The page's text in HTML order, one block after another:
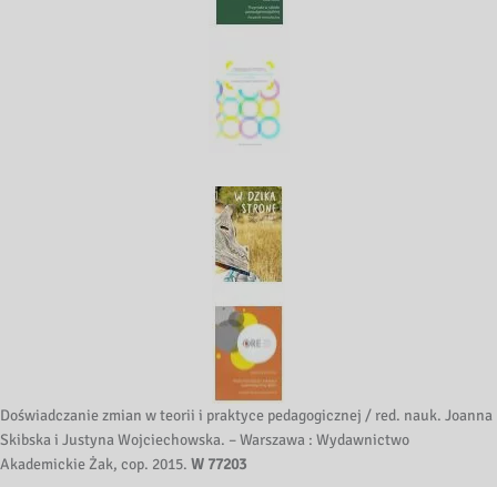
Doświadczanie zmian w teorii i praktyce pedagogicznej / red. nauk. Joanna
Skibska i Justyna Wojciechowska. – Warszawa : Wydawnictwo
Akademickie Żak, cop. 2015. W 77203